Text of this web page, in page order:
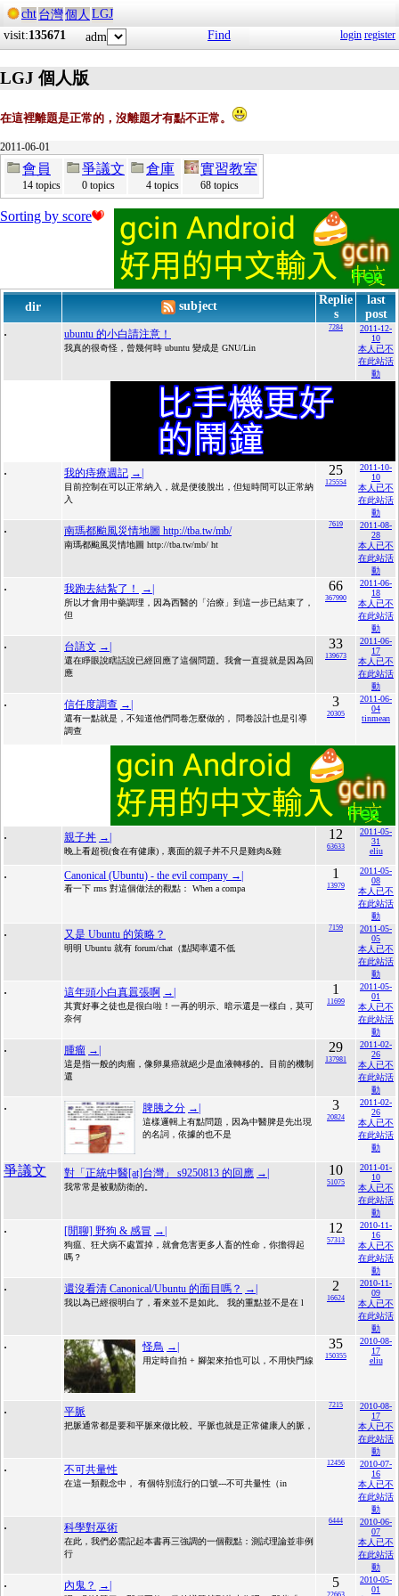
cht 台灣個人 LGJ
visit:135671 adm Find login register
LGJ 個人版
在這裡離題是正常的，沒離題才有點不正常。
2011-06-01
會員
14 topics
爭議文
0 topics
倉庫
4 topics
實習教室
68 topics
Sorting by score
dir subject
Replie
s
last
post
. ubuntu 的小白請注意！
我真的很奇怪，曾幾何時 ubuntu 變成是 GNU/Lin
7284
2011-12-
10
本人已不
在此站活
動
. 我的痔療週記 →|
目前控制在可以正常納入，就是便後脫出，但短時間可以正常納
入
25
125554
2011-10-
10
本人已不
在此站活
動
. 南瑪都颱風災情地圖 http://tba.tw/mb/
南瑪都颱風災情地圖 http://tba.tw/mb/ ht
7619
2011-08-
28
本人已不
在此站活
動
. 我跑去結紮了！ →|
所以才會用中藥調理，因為西醫的「治療」到這一步已結束了，
但
66
367990
2011-06-
18
本人已不
在此站活
動
. 台語文 →|
還在睜眼說瞎話說已經回應了這個問題。我會一直提就是因為回
應
33
139673
2011-06-
17
本人已不
在此站活
動
. 信任度調查 →|
還有一點就是，不知道他們問卷怎麼做的， 問卷設計也是引導
調查
3
20305
2011-06-
04
tinmean
. 親子丼 →|
晚上看超視(食在有健康)，裏面的親子丼不只是雞肉&雞
12
63633
2011-05-
31
eliu
. Canonical (Ubuntu) - the evil company →|
看一下 rms 對這個做法的觀點： When a compa
1
13979
2011-05-
08
本人已不
在此站活
動
. 又是 Ubuntu 的策略？
明明 Ubuntu 就有 forum/chat（點閱率還不低
7159
2011-05-
05
本人已不
在此站活
動
. 這年頭小白真囂張啊 →|
其實好事之徒也是很白啦！一再的明示、暗示還是一樣白，莫可
奈何
1
11699
2011-05-
01
本人已不
在此站活
動
. 腫瘤 →|
這是指一般的肉瘤，像卵巢癌就絕少是血液轉移的。目前的機制
還
29
137981
2011-02-
26
本人已不
在此站活
動
. 脾胰之分 →|
這樣邏輯上有點問題，因為中醫脾是先出現
的名詞，依據的也不是
3
20824
2011-02-
26
本人已不
在此站活
動
爭議文 對「正統中醫[at]台灣」 s9250813 的回應 →|
我常常是被動防衛的。
10
51075
2011-01-
10
本人已不
在此站活
動
. [閒聊] 野狗 & 感冒 →|
狗瘟、狂犬病不處置掉，就會危害更多人畜的性命，你擔得起
嗎？
12
57313
2010-11-
16
本人已不
在此站活
動
. 還沒看清 Canonical/Ubuntu 的面目嗎？ →|
我以為已經很明白了，看來並不是如此。 我的重點並不是在 l
2
16624
2010-11-
09
本人已不
在此站活
動
. 怪鳥 →|
用定時自拍 + 腳架來拍也可以，不用快門線
35
150355
2010-08-
17
eliu
. 平脈
把脈通常都是要和平脈來做比較。平脈也就是正常健康人的脈，
7215
2010-08-
17
本人已不
在此站活
動
. 不可共量性
在這一類觀念中， 有個特別流行的口號---不可共量性（in
12456
2010-07-
16
本人已不
在此站活
動
. 科學對巫術
在此，我們必需記起本書再三強調的一個觀點：測試理論並非例
行
6444
2010-06-
07
本人已不
在此站活
動
. 內鬼？ →| 5
2010-05-
01